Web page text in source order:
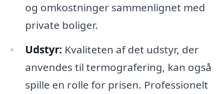
og omkostninger sammenlignet med
private boliger.
Udstyr: Kvaliteten af det udstyr, der
anvendes til termografering, kan også
spille en rolle for prisen. Professionelt